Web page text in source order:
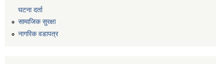
घटना दर्ता
सामाजिक सुरक्षा
नागरिक वडापत्र